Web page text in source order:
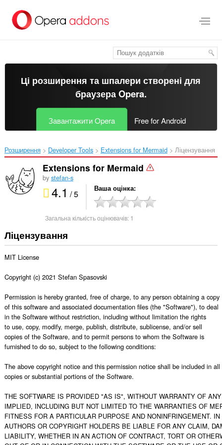
основного
Ці розширення та шпалери створені для
браузера Opera.
Завантажити Opera Free for Android
Розширення Developer Tools Extensions for Mermaid‎ Ліцензування
Extensions for Mermaid
by stefan-s
4.1 / 5 Ваша оцінка
Загальна кількість оцінювачів: 1
Ліцензування
MIT License
Copyright (c) 2021 Stefan Spasovski
Permission is hereby granted, free of charge, to any person obtaining a copy
of this software and associated documentation files (the "Software"), to deal
in the Software without restriction, including without limitation the rights
to use, copy, modify, merge, publish, distribute, sublicense, and/or sell
copies of the Software, and to permit persons to whom the Software is
furnished to do so, subject to the following conditions:
The above copyright notice and this permission notice shall be included in all
copies or substantial portions of the Software.
THE SOFTWARE IS PROVIDED "AS IS", WITHOUT WARRANTY OF
IMPLIED, INCLUDING BUT NOT LIMITED TO THE WARRANTIES OF
FITNESS FOR A PARTICULAR PURPOSE AND NONINFRINGEMENT.
AUTHORS OR COPYRIGHT HOLDERS BE LIABLE FOR ANY CLAIM,
LIABILITY, WHETHER IN AN ACTION OF CONTRACT, TORT OR